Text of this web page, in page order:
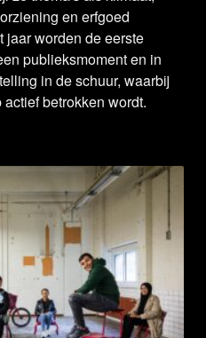
en erfgoed
jaar worden de eerste
publieksmoment en in
in de schuur, waarbij
betrokken wordt.